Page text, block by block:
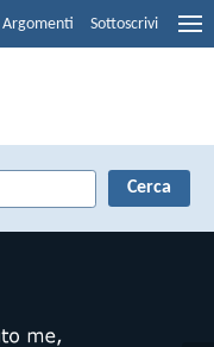
Argomenti Sottoscrivi